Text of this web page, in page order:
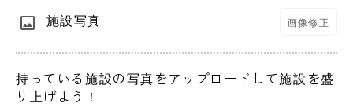
施設写真 画像修正
持っている施設の写真をアップロードして施設を盛
り上げよう！